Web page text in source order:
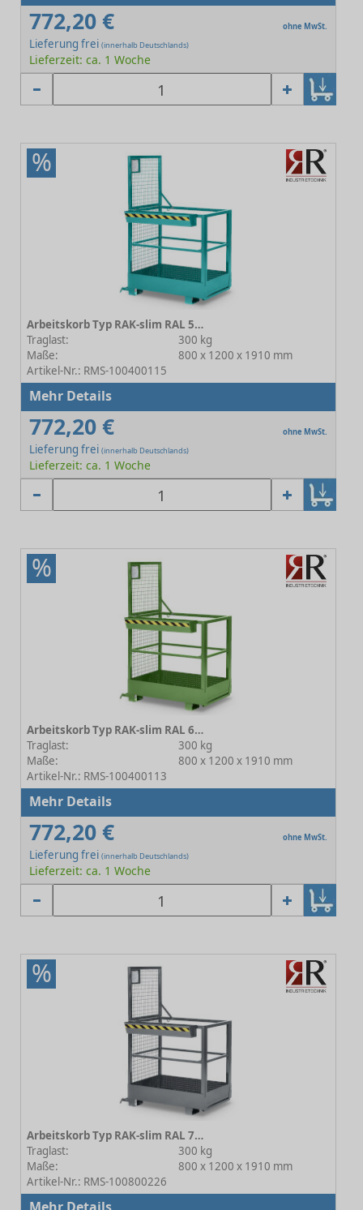
772,20 € ohne MwSt.
Lieferung frei (innerhalb Deutschlands)
Lieferzeit: ca. 1 Woche
%
Arbeitskorb Typ RAK-slim RAL 5018 Türkisblau
Traglast:
300 kg
Maße:
800 x 1200 x 1910 mm
Artikel-Nr.: RMS-100400115
Mehr Details
772,20 € ohne MwSt.
Lieferung frei (innerhalb Deutschlands)
Lieferzeit: ca. 1 Woche
%
Arbeitskorb Typ RAK-slim RAL 6011 Resedagrün
Traglast:
300 kg
Maße:
800 x 1200 x 1910 mm
Artikel-Nr.: RMS-100400113
Mehr Details
772,20 € ohne MwSt.
Lieferung frei (innerhalb Deutschlands)
Lieferzeit: ca. 1 Woche
%
Arbeitskorb Typ RAK-slim RAL 7005 Mausgrau
Traglast:
300 kg
Maße:
800 x 1200 x 1910 mm
Artikel-Nr.: RMS-100800226